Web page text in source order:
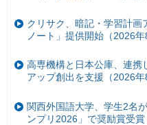
クリサク、暗記・学習計
ノート」提供開始（2026年
高専機構と日本公庫、連携
アップ創出を支援（2026年
関西外国語大学、学生2名
ンプリ2026」で奨励賞受賞